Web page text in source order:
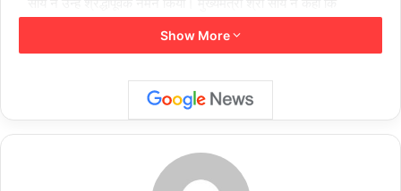
मुख्यमंत्री श्री साय ने कहा कि अटल बिहारी वाजपेयी केवल एक महान
राजनेता ही नहीं, बल्कि संवेदनशील कवि, दूरदर्शी विचारक और जनकल्याण
को सर्वाेपरि रखने वाले प्रधानमंत्री थे। उनके नेतृत्व में देश ने सुशासन,
पारदर्शिता और विकास की नई दिशा प्राप्त की। “अंत्योदय” की भावना के
साथ समाज के अंतिम व्यक्ति तक विकास पहुंचाने का उनका दृष्टिकोण आज
Show More